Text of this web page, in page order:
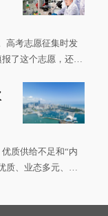
高考志愿征集时发
了这个志愿，还真
知书。
质供给不足和“内
质、业态多元、智